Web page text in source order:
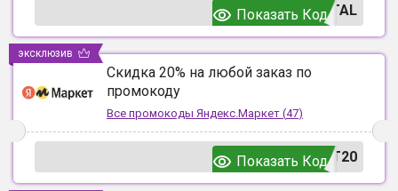
TAL
Показать Код
Скидка 20% на любой заказ по
промокоду
Все промокоды Яндекс.Маркет (47)
T20
Показать Код
эксклюзив